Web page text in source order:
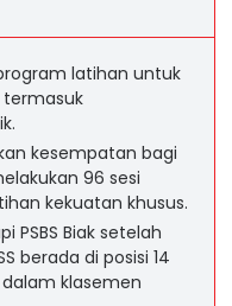
latihan untuk
kesempatan bagi
96 sesi
kekuatan khusus.
PSBS Biak setelah
berada di posisi 14
dalam klasemen